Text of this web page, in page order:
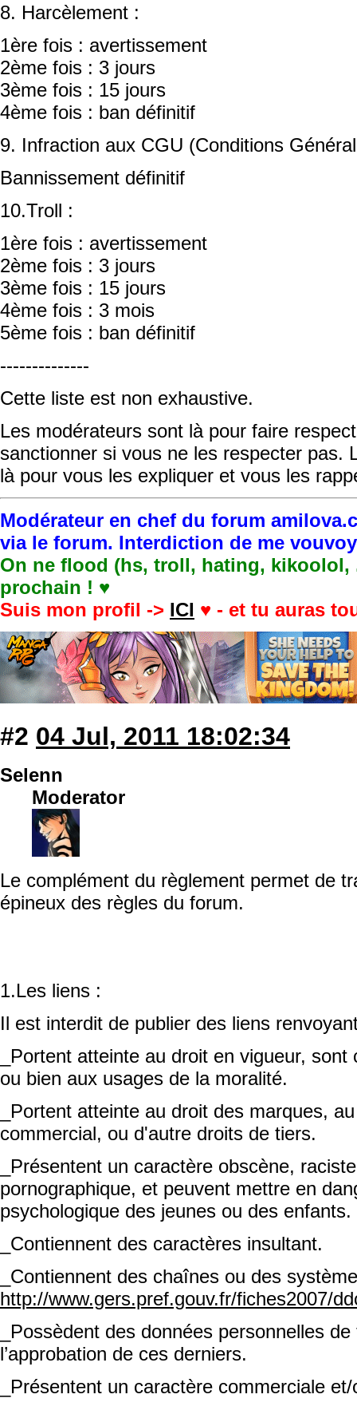
8. Harcèlement :
1ère fois : avertissement
2ème fois : 3 jours
3ème fois : 15 jours
4ème fois : ban définitif
9. Infraction aux CGU (Conditions
Bannissement définitif
10.Troll :
1ère fois : avertissement
2ème fois : 3 jours
3ème fois : 15 jours
4ème fois : 3 mois
5ème fois : ban définitif
--------------
Cette liste est non exhaustive.
Les modérateurs sont là pour faire
sanctionner si vous ne les respecter pas.
là pour vous les expliquer et vous les
Modérateur en chef du forum
via le forum. Interdiction de me
On ne flood (hs, troll, hating, kikoolol,
prochain ! ♥
Suis mon profil -> ICI ♥ - et tu auras
#2 04 Jul, 2011 18:02:34
Selenn
Moderator
Le complément du règlement permet de
épineux des règles du forum.
1.Les liens :
Il est interdit de publier des liens
_Portent atteinte au droit en vigueur,
ou bien aux usages de la moralité.
_Portent atteinte au droit des marques,
commercial, ou d'autre droits de tiers.
_Présentent un caractère obscène,
pornographique, et peuvent mettre en
psychologique des jeunes ou des enfants.
_Contiennent des caractères insultant.
_Contiennent des chaînes ou des
http://www.gers.pref.gouv.fr/fiches2007/
_Possèdent des données personnelles
l’approbation de ces derniers.
_Présentent un caractère commerciale